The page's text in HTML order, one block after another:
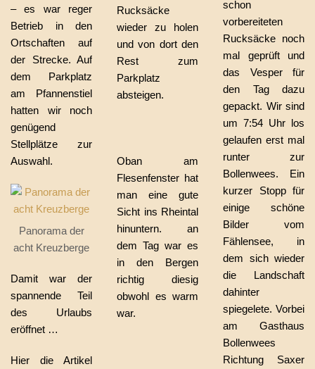
– es war reger
Betrieb in den
Ortschaften auf
der Strecke. Auf
dem Parkplatz
am Pfannenstiel
hatten wir noch
genügend
Stellplätze zur
Auswahl.
Panorama der
acht Kreuzberge
Damit war der
spannende Teil
des Urlaubs
eröffnet …
Hier die Artikel
Rucksäcke
wieder zu holen
und von dort den
Rest zum
Parkplatz
absteigen.
Oban am
Flesenfenster hat
man eine gute
Sicht ins Rheintal
hinuntern. an
dem Tag war es
in den Bergen
richtig diesig
obwohl es warm
war.
schon
vorbereiteten
Rucksäcke noch
mal geprüft und
das Vesper für
den Tag dazu
gepackt. Wir sind
um 7:54 Uhr los
gelaufen erst mal
runter zur
Bollenwees. Ein
kurzer Stopp für
einige schöne
Bilder vom
Fählensee, in
dem sich wieder
die Landschaft
dahinter
spiegelete. Vorbei
am Gasthaus
Bollenwees
Richtung Saxer